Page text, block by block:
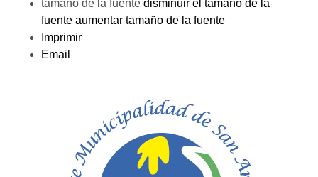
tamaño de la fuente disminuir el tamaño de la
fuente aumentar tamaño de la fuente
Imprimir
Email